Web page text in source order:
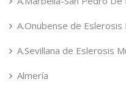
A.Onubense de Eslerosis
A.Sevillana de Eslerosis
Almería